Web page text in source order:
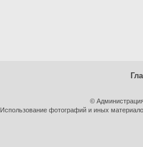
©
Использование фотографий и иных